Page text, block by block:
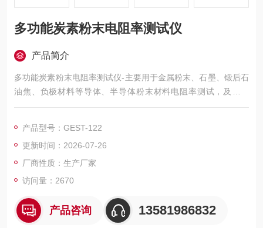
多功能炭素粉末电阻率测试仪
产品简介
多功能炭素粉末电阻率测试仪-主要用于金属粉末、石墨、锻后石
油焦、负极材料等导体、半导体粉末材料电阻率测试，及炭阳
极、石墨棒材等块体材料电阻率测试。
产品型号：GEST-122
更新时间：2026-07-26
厂商性质：生产厂家
访问量：2670
产品咨询 13581986832